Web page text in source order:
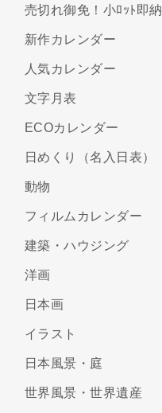
売切れ御免！小ﾛｯﾄ即納
新作カレンダー
人気カレンダー
文字月表
ECOカレンダー
日めくり（名入日表）
動物
フィルムカレンダー
建築・ハウジング
洋画
日本画
イラスト
日本風景・庭
世界風景・世界遺産